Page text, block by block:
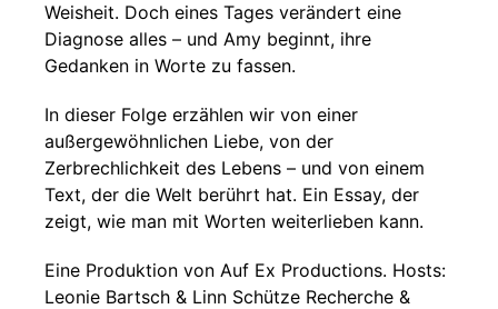
Weisheit. Doch eines Tages verändert eine
Diagnose alles – und Amy beginnt, ihre
Gedanken in Worte zu fassen.
In dieser Folge erzählen wir von einer
außergewöhnlichen Liebe, von der
Zerbrechlichkeit des Lebens – und von einem
Text, der die Welt berührt hat. Ein Essay, der
zeigt, wie man mit Worten weiterlieben kann.
Eine Produktion von Auf Ex Productions. Hosts:
Leonie Bartsch & Linn Schütze Recherche &